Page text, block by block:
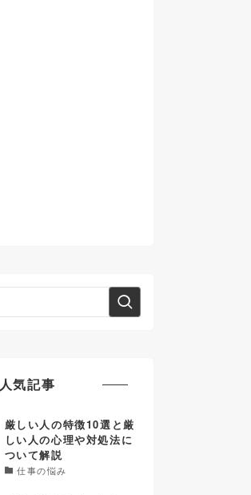
人気記事
厳しい人の特徴10選と厳
しい人の心理や対処法に
ついて解説
仕事の悩み